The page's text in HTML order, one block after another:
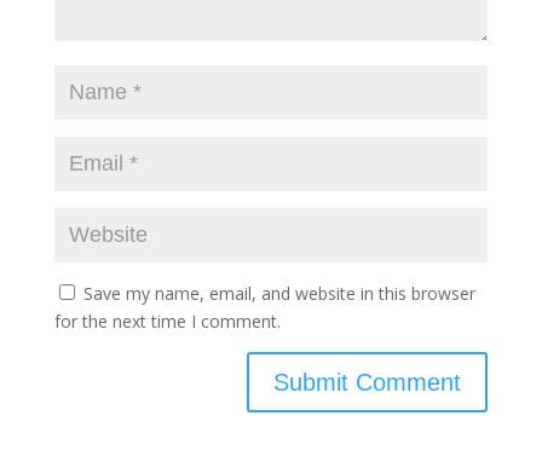
Save my name, email, and website in this browser
for the next time I comment.